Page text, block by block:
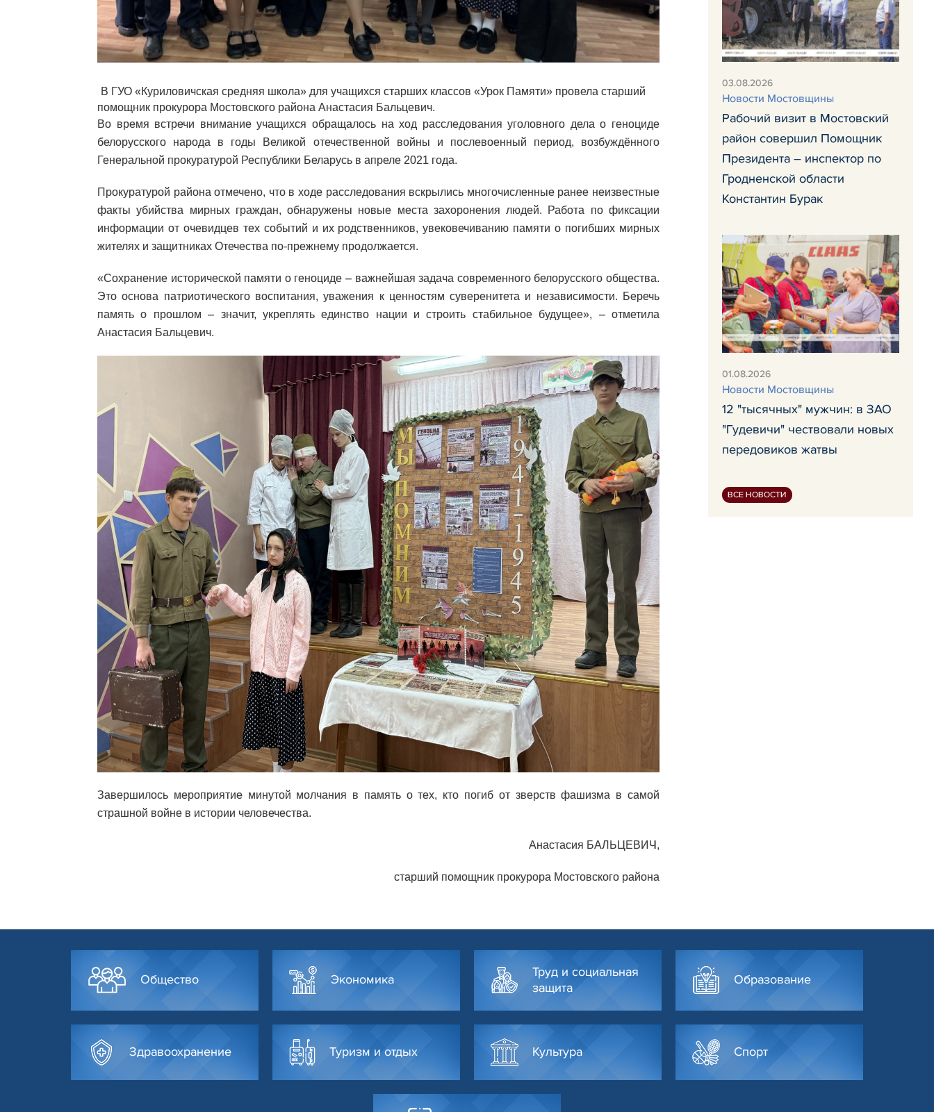
В ГУО «Куриловичская средняя школа» для учащихся старших классов «Урок Памяти» провела старший
помощник прокурора Мостовского района Анастасия Бальцевич.
Во время встречи внимание учащихся обращалось на ход расследования уголовного дела о геноциде
белорусского народа в годы Великой отечественной войны и послевоенный период, возбуждённого
Генеральной прокуратурой Республики Беларусь в апреле 2021 года.
Прокуратурой района отмечено, что в ходе расследования вскрылись многочисленные ранее неизвестные
факты убийства мирных граждан, обнаружены новые места захоронения людей. Работа по фиксации
информации от очевидцев тех событий и их родственников, увековечиванию памяти о погибших мирных
жителях и защитниках Отечества по-прежнему продолжается.
«Сохранение исторической памяти о геноциде – важнейшая задача современного белорусского общества.
Это основа патриотического воспитания, уважения к ценностям суверенитета и независимости. Беречь
память о прошлом – значит, укреплять единство нации и строить стабильное будущее», – отметила
Анастасия Бальцевич.
Завершилось мероприятие минутой молчания в память о тех, кто погиб от зверств фашизма в самой
страшной войне в истории человечества.
Анастасия БАЛЬЦЕВИЧ,
старший помощник прокурора Мостовского района
03.08.2026
Новости Мостовщины
Рабочий визит в Мостовский
район совершил Помощник
Президента – инспектор по
Гродненской области
Константин Бурак
01.08.2026
Новости Мостовщины
12 "тысячных" мужчин: в ЗАО
"Гудевичи" чествовали новых
передовиков жатвы
ВСЕ НОВОСТИ
Общество Экономика
Труд и социальная
защита
Образование
Здравоохранение Туризм и отдых Культура Спорт